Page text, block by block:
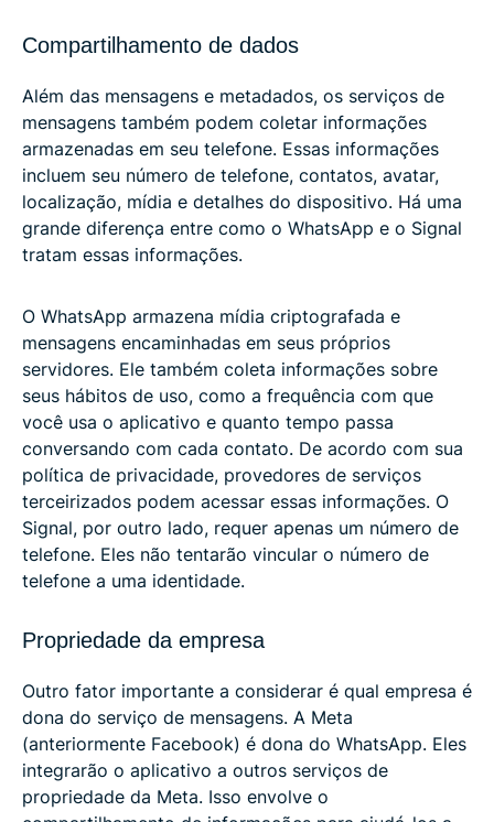
Compartilhamento de dados
Além das mensagens e metadados, os serviços de
mensagens também podem coletar informações
armazenadas em seu telefone. Essas informações
incluem seu número de telefone, contatos, avatar,
localização, mídia e detalhes do dispositivo. Há uma
grande diferença entre como o WhatsApp e o Signal
tratam essas informações.
O WhatsApp armazena mídia criptografada e
mensagens encaminhadas em seus próprios
servidores. Ele também coleta informações sobre
seus hábitos de uso, como a frequência com que
você usa o aplicativo e quanto tempo passa
conversando com cada contato. De acordo com sua
política de privacidade, provedores de serviços
terceirizados podem acessar essas informações. O
Signal, por outro lado, requer apenas um número de
telefone. Eles não tentarão vincular o número de
telefone a uma identidade.
Propriedade da empresa
Outro fator importante a considerar é qual empresa é
dona do serviço de mensagens. A Meta
(anteriormente Facebook) é dona do WhatsApp. Eles
integrarão o aplicativo a outros serviços de
propriedade da Meta. Isso envolve o